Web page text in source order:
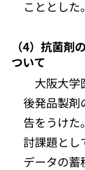
こととした。
（4）抗菌剤
ついて
大阪大学
後発品製剤
告をうけた
討課題とし
データの蓄